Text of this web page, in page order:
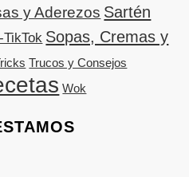
y Aderezos Sartén
Sopas, Cremas y
Trucos y Consejos
Wok